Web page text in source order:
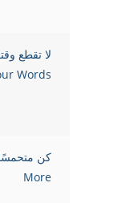
Words
More